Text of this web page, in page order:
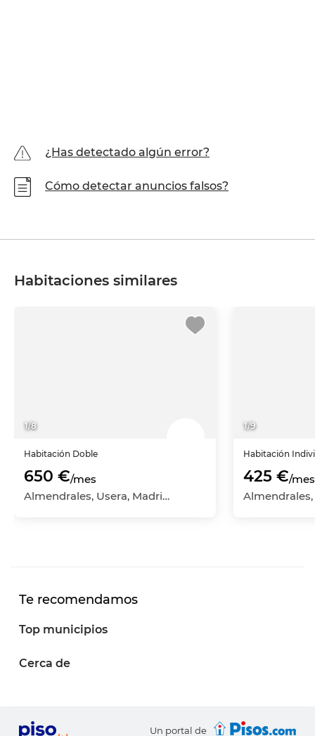
¿Has detectado algún error?
Cómo detectar anuncios falsos?
Habitaciones similares
1/8
Habitación Doble
650 €/mes
Almendrales, Usera, Madrid Capital, Madrid
1/9
Habitación
425 €/mes
Te recomendamos
Top municipios
Cerca de
Un portal de